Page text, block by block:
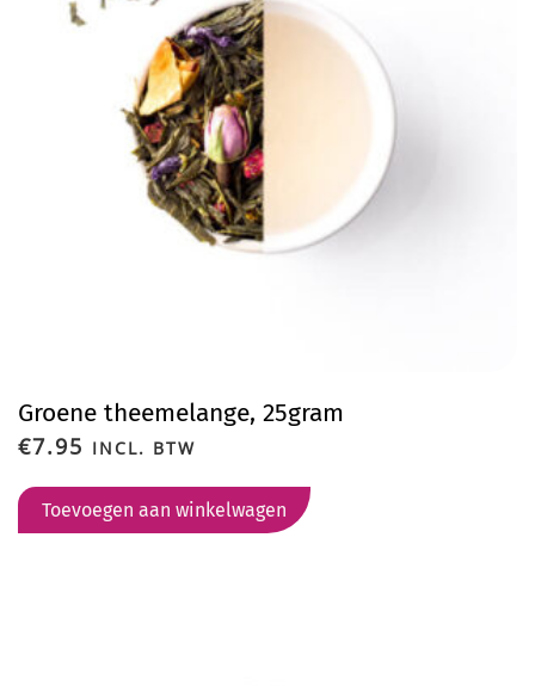
Groene theemelange, 25gram
€7.95 INCL. BTW
Toevoegen aan winkelwagen